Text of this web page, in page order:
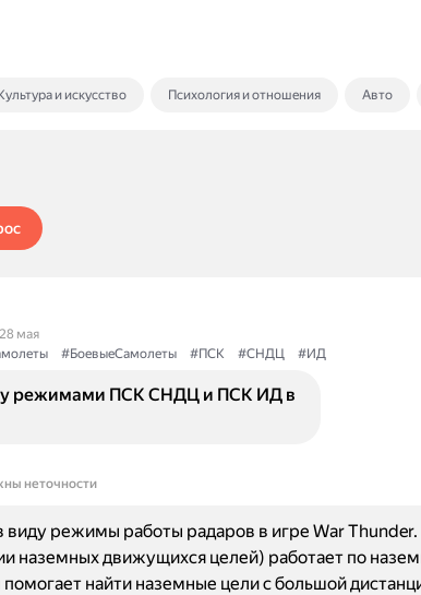
и искусство Психология и отношения Авто
28 мая
#БоевыеСамолеты #ПСК #СНДЦ #ИД
режимами ПСК СНДЦ и ПСК ИД в
неточности
режимы работы радаров в игре War
наземных движущихся целей) работает по
найти наземные цели с большой